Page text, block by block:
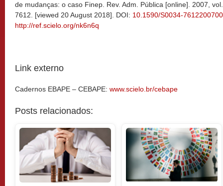
de mudanças: o caso Finep. Rev. Adm. Pública [online]. 2007,
7612. [viewed 20 August 2018]. DOI: 10.1590/S0034-
http://ref.scielo.org/nk6n6q
Link externo
Cadernos EBAPE – CEBAPE: www.scielo.br/cebape
Posts relacionados: